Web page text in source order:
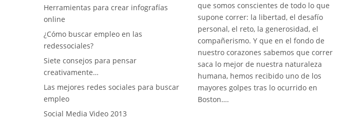
Herramientas para crear infografías
online
¿Cómo buscar empleo en las
redessociales?
Siete consejos para pensar
creativamente…
Las mejores redes sociales para buscar
empleo
Social Media Video 2013
que somos conscientes de todo lo que
supone correr: la libertad, el desafío
personal, el reto, la generosidad, el
compañerismo. Y que en el fondo de
nuestro corazones sabemos que correr
saca lo mejor de nuestra naturaleza
humana, hemos recibido uno de los
mayores golpes tras lo ocurrido en
Boston….